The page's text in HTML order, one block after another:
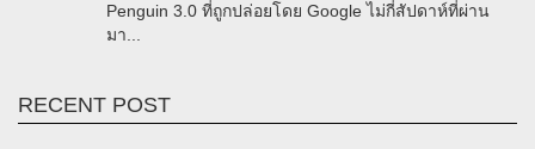
Penguin 3.0 ที่ถูกปล่อยโดย Google ไม่กี่สัปดาห์ที่ผ่าน
มา...
RECENT POST